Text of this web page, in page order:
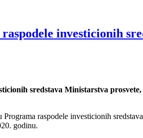
investicionih
sredstava Ministarstva
raspodele investicionih
godinu.